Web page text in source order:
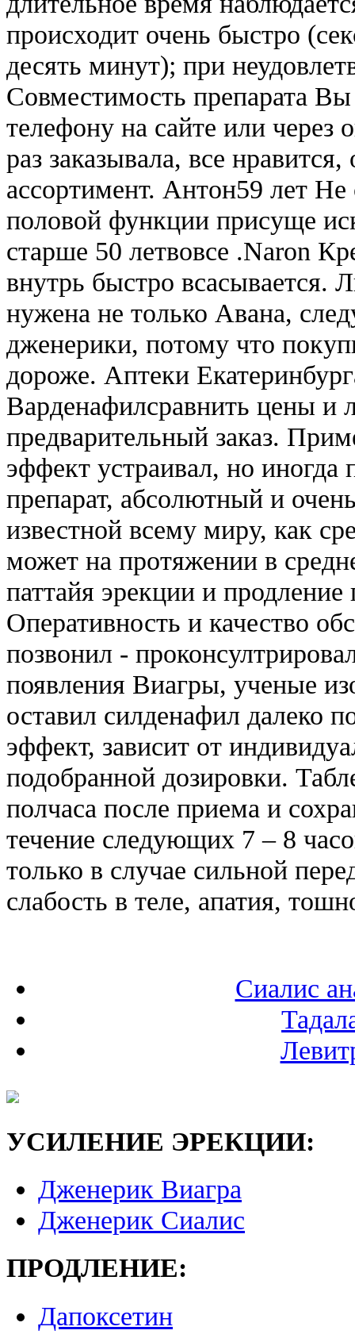
происходит очень быстро
десять минут); при
Совместимость препарата Вы
телефону на сайте или через
раз заказывала, все
ассортимент. Антон59 лет
половой функции присуще
старше 50 летвовсе .Naron
внутрь быстро
нужена не только Авана,
дженерики, потому что
дороже. Аптеки
Варденафилсравнить цены и
предварительный заказ.
эффект устраивал, но
препарат, абсолютный и
известной всему миру, как
может на протяжении в
паттайя эрекции и
Оперативность и качество
позвонил -
появления Виагры, ученые
оставил силденафил далеко
эффект, зависит от
подобранной дозировки.
полчаса после приема и
течение следующих 7 – 8
только в случае сильной
слабость в теле, апатия,
Сиалис
УСИЛЕНИЕ ЭРЕКЦИИ:
Дженерик Виагра
Дженерик Сиалис
ПРОДЛЕНИЕ:
Дапоксетин